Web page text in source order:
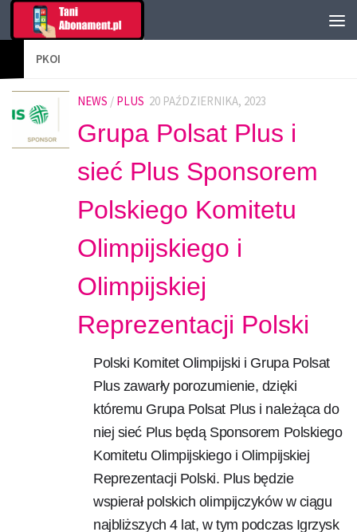
PKOI
NEWS / PLUS 20 PAŹDZIERNIKA, 2023
Grupa Polsat Plus i
sieć Plus Sponsorem
Polskiego Komitetu
Olimpijskiego i
Olimpijskiej
Reprezentacji Polski
Polski Komitet Olimpijski i Grupa Polsat
Plus zawarły porozumienie, dzięki
któremu Grupa Polsat Plus i należąca do
niej sieć Plus będą Sponsorem Polskiego
Komitetu Olimpijskiego i Olimpijskiej
Reprezentacji Polski. Plus będzie
wspierał polskich olimpijczyków w ciągu
najbliższych 4 lat, w tym podczas Igrzysk